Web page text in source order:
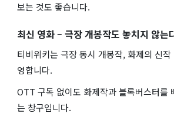
보는 것도 좋습니다.
최신 영화 – 극장 개봉작도 놓치지 않는
티비위키는 극장 동시 개봉작, 화제의 신
영합니다.
OTT 구독 없이도 화제작과 블록버스터를
는 창구입니다.